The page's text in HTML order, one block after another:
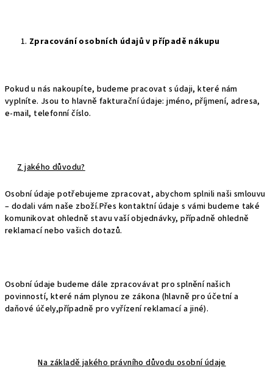
Zpracování osobních údajů v případě nákupu
Pokud u nás nakoupíte, budeme pracovat s údaji, které nám
vyplníte. Jsou to hlavně fakturační údaje: jméno, příjmení, adresa,
e-mail, telefonní číslo.
Z jakého důvodu?
Osobní údaje potřebujeme zpracovat, abychom splnili naši smlouvu
– dodali vám naše zboží.Přes kontaktní údaje s vámi budeme také
komunikovat ohledně stavu vaší objednávky, případně ohledně
reklamací nebo vašich dotazů.
Osobní údaje budeme dále zpracovávat pro splnění našich
povinností, které nám plynou ze zákona (hlavně pro účetní a
daňové účely,případně pro vyřízení reklamací a jiné).
Na základě jakého právního důvodu osobní údaje